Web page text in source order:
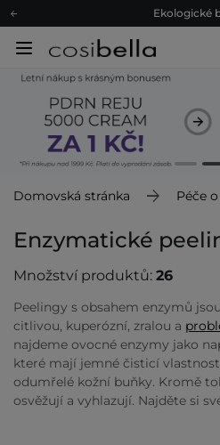
Ekologické
Doporučovací
Ekologické
Domovská stránka Péče
Enzymatické
Množství produktů: 26
Peelingy s obsahem enzymů
citlivou, kuperózní, zralou a
najdeme ovocné enzymy jako
které mají jemné čisticí
odumřelé kožní buňky. Kromě
osvěžují a vyhlazují. Najděte si